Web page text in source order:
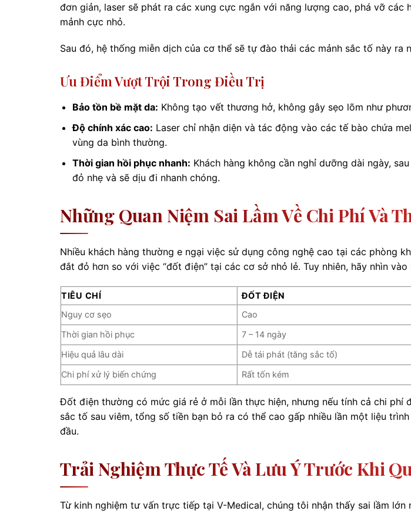
đơn giản, laser sẽ phát ra các xung cực ngắn với năng lượng cao, phá vỡ các
mảnh cực nhỏ.
Sau đó, hệ thống miễn dịch của cơ thể sẽ tự đào thải các mảnh sắc tố này ra
Ưu Điểm Vượt Trội Trong Điều Trị
Bảo tồn bề mặt da: Không tạo vết thương hở, không gây sẹo lõm như
Độ chính xác cao: Laser chỉ nhận diện và tác động vào các tế bào chứa
vùng da bình thường.
Thời gian hồi phục nhanh: Khách hàng không cần nghỉ dưỡng dài ngày,
đỏ nhẹ và sẽ dịu đi nhanh chóng.
Những Quan Niệm Sai Lầm Về Chi Phí Và
Nhiều khách hàng thường e ngại việc sử dụng công nghệ cao tại các phòng
đắt đỏ hơn so với việc “đốt điện” tại các cơ sở nhỏ lẻ. Tuy nhiên, hãy nhìn
TIÊU CHÍ ĐỐT ĐIỆN
Nguy cơ sẹo
Cao
Thời gian hồi phục
7 – 14 ngày
Hiệu quả lâu dài
Dễ tái phát (tăng sắc tố)
Chi phí xử lý biến chứng
Rất tốn kém
Đốt điện thường có mức giá rẻ ở mỗi lần thực hiện, nhưng nếu tính cả chi phí
sắc tố sau viêm, tổng số tiền bạn bỏ ra có thể cao gấp nhiều lần một liệu
đầu.
Trải Nghiệm Thực Tế Và Lưu Ý Trước Khi
Từ kinh nghiệm tư vấn trực tiếp tại V-Medical, chúng tôi nhận thấy sai lầm lớn